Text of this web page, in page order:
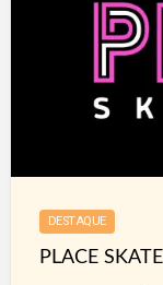
DESTAQUE
PLACE